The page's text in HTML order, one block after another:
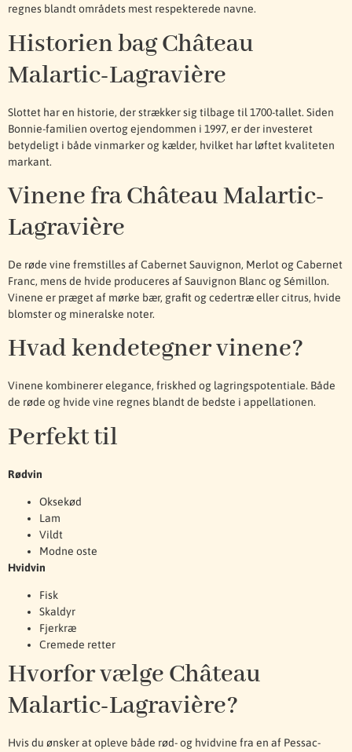
regnes blandt områdets mest respekterede navne.
Historien bag Château
Malartic-Lagravière
Slottet har en historie, der strækker sig tilbage til 1700-tallet. Siden
Bonnie-familien overtog ejendommen i 1997, er der investeret
betydeligt i både vinmarker og kælder, hvilket har løftet kvaliteten
markant.
Vinene fra Château Malartic-
Lagravière
De røde vine fremstilles af Cabernet Sauvignon, Merlot og Cabernet
Franc, mens de hvide produceres af Sauvignon Blanc og Sémillon.
Vinene er præget af mørke bær, grafit og cedertræ eller citrus, hvide
blomster og mineralske noter.
Hvad kendetegner vinene?
Vinene kombinerer elegance, friskhed og lagringspotentiale. Både
de røde og hvide vine regnes blandt de bedste i appellationen.
Perfekt til
Rødvin
Oksekød
Lam
Vildt
Modne oste
Hvidvin
Fisk
Skaldyr
Fjerkræ
Cremede retter
Hvorfor vælge Château
Malartic-Lagravière?
Hvis du ønsker at opleve både rød- og hvidvine fra en af Pessac-